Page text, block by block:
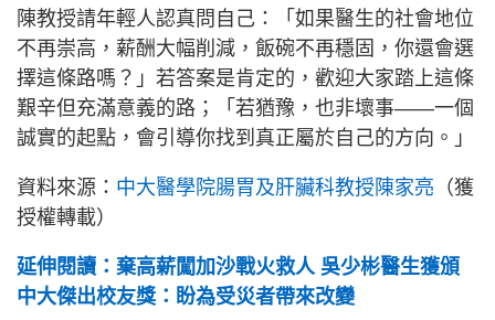
陳教授請年輕人認真問自己：「如果醫生的社會地位
不再崇高，薪酬大幅削減，飯碗不再穩固，你還會選
擇這條路嗎？」若答案是肯定的，歡迎大家踏上這條
艱辛但充滿意義的路；「若猶豫，也非壞事——一個
誠實的起點，會引導你找到真正屬於自己的方向。」
資料來源： 中大醫學院腸胃及肝臟科教授陳家亮 （獲
授權轉載）
延伸閱讀：棄高薪闖加沙戰火救人 吳少彬醫生獲頒
中大傑出校友獎：盼為受災者帶來改變